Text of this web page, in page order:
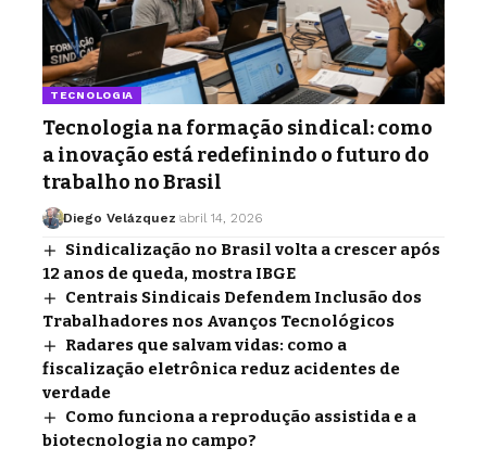
TECNOLOGIA
Tecnologia na formação sindical: como
a inovação está redefinindo o futuro do
trabalho no Brasil
Diego Velázquez abril 14, 2026
Sindicalização no Brasil volta a crescer após
12 anos de queda, mostra IBGE
Centrais Sindicais Defendem Inclusão dos
Trabalhadores nos Avanços Tecnológicos
Radares que salvam vidas: como a
fiscalização eletrônica reduz acidentes de
verdade
Como funciona a reprodução assistida e a
biotecnologia no campo?